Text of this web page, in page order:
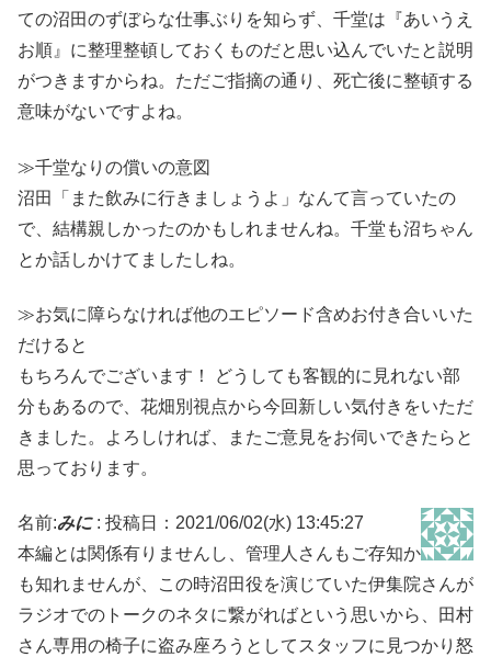
ての沼田のずぼらな仕事ぶりを知らず、千堂は『あいうえ
お順』に整理整頓しておくものだと思い込んでいたと説明
がつきますからね。ただご指摘の通り、死亡後に整頓する
意味がないですよね。
≫千堂なりの償いの意図
沼田「また飲みに行きましょうよ」なんて言っていたの
で、結構親しかったのかもしれませんね。千堂も沼ちゃん
とか話しかけてましたしね。
≫お気に障らなければ他のエピソード含めお付き合いいた
だけると
もちろんでございます！ どうしても客観的に見れない部
分もあるので、花畑別視点から今回新しい気付きをいただ
きました。よろしければ、またご意見をお伺いできたらと
思っております。
名前:みに: 投稿日：2021/06/02(水) 13:45:27
本編とは関係有りませんし、管理人さんもご存知か
も知れませんが、この時沼田役を演じていた伊集院さんが
ラジオでのトークのネタに繋がればという思いから、田村
さん専用の椅子に盗み座ろうとしてスタッフに見つかり怒